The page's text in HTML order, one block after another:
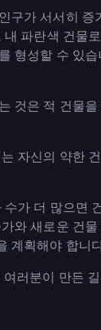
구가 서서히
파란색 건물
형성할 수 있
것은 적 건물
자신의 약한
가 더 많으면
와 새로운 건
계획해야 합니
러분이 만든